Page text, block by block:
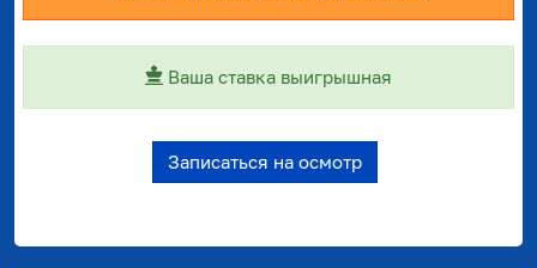
Ваша ставка выигрышная
Записаться на осмотр